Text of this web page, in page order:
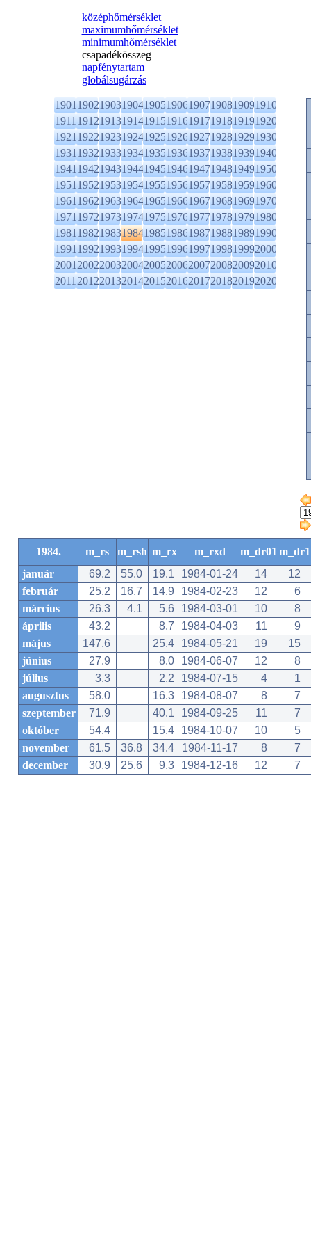
középhőmérséklet
maximumhőmérséklet
minimumhőmérséklet
csapadékösszeg
napfénytartam
globálsugárzás
1901190219031904190519061907190819091910
1911191219131914191519161917191819191920
1921192219231924192519261927192819291930
1931193219331934193519361937193819391940
1941194219431944194519461947194819491950
1951195219531954195519561957195819591960
1961196219631964196519661967196819691970
1971197219731974197519761977197819791980
1981198219831984198519861987198819891990
1991199219931994199519961997199819992000
2001200220032004200520062007200820092010
2011201220132014201520162017201820192020
1984. m_rs m_rsh m_rx m_rxd m_dr01 m_dr1
január
69.2 55.0 19.1 1984-01-24 14
12
február
25.2 16.7 14.9 1984-02-23 12
6
március
26.3 4.1 5.6 1984-03-01 10
8
április
43.2 8.7 1984-04-03 11
9
május
147.6 25.4 1984-05-21 19
15
június
27.9 8.0 1984-06-07 12
8
július
3.3 2.2 1984-07-15 4
1
augusztus
58.0 16.3 1984-08-07 8
7
szeptember
71.9 40.1 1984-09-25 11
7
október
54.4 15.4 1984-10-07 10
5
november
61.5 36.8 34.4 1984-11-17 8
7
december
30.9 25.6 9.3 1984-12-16 12 7